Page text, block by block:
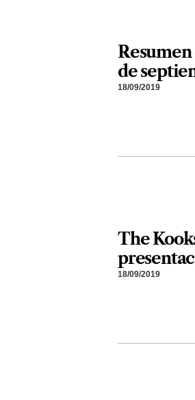
de
18/09/2019
The
18/09/2019